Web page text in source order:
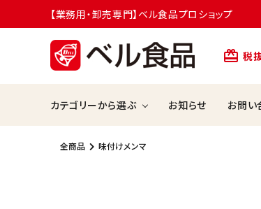
【業務用・卸売専門】ベル食品プロショップ
card_giftcard 税
カテゴリーから選ぶ お知らせ お問い
全商品 味付けメンマ